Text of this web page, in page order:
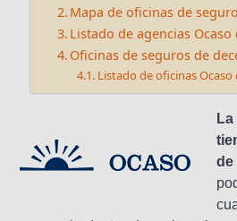
Mapa de oficinas de
Listado de agencias
Oficinas de seguros de
Listado de oficinas Ocaso